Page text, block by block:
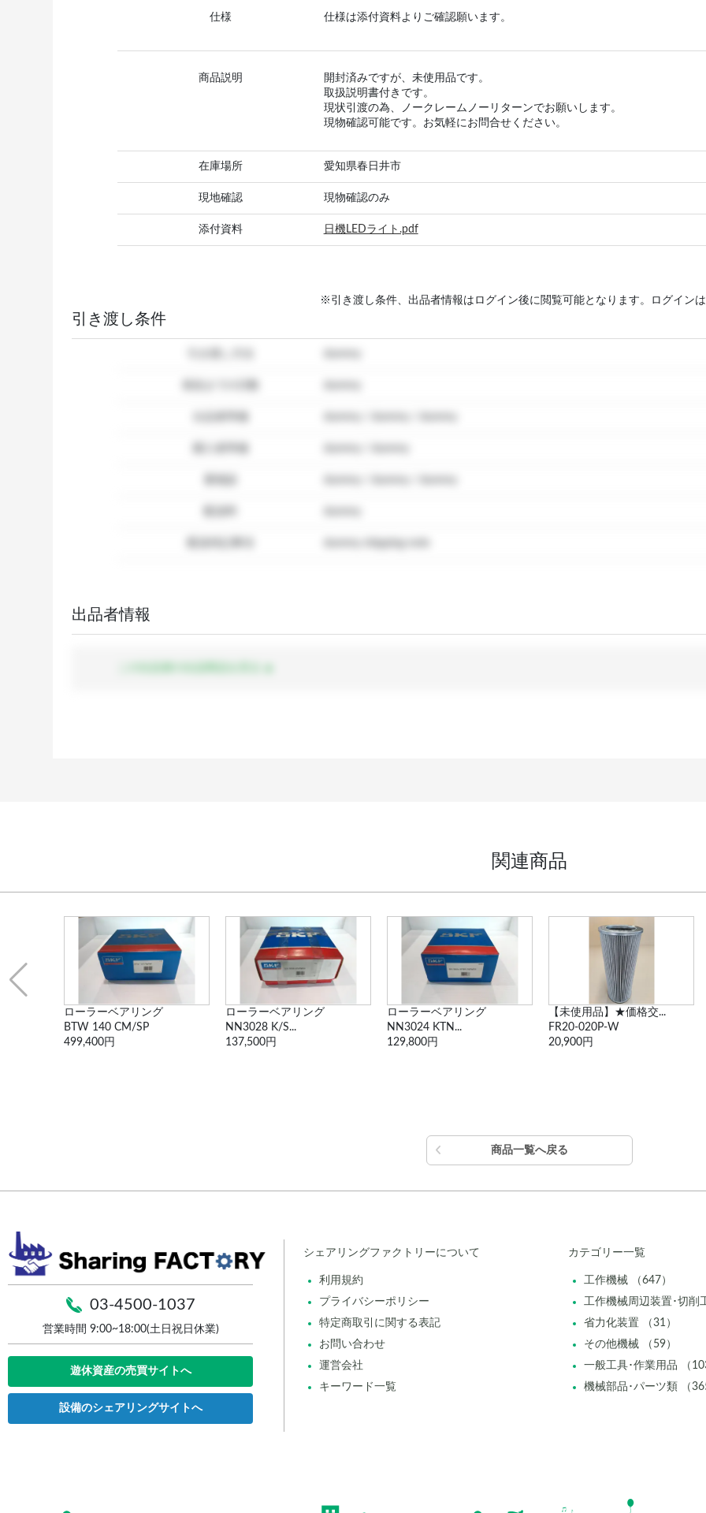
仕様 仕様は添付資料よりご確認願います。
商品説明
開封済みですが、未使用品です。
取扱説明書付きです。
現状引渡の為、ノークレームノーリターンでお願いします。
現物確認可能です。お気軽にお問合せください。
在庫場所 愛知県春日井市
現地確認 現物確認のみ
添付資料 日機LEDライト.pdf
※引き渡し条件、出品者情報はログイン後に閲覧可能となります。ログインは
引き渡し条件
出品者情報
関連商品
ローラーベアリング
BTW 140 CM/SP
499,400円
ローラーベアリング
NN3028 K/S...
137,500円
ローラーベアリング
NN3024 KTN...
129,800円
【未使用品】★価格交...
FR20-020P-W
20,900円
商品一覧へ戻る
03-4500-1037
営業時間 9:00~18:00(土日祝日休業)
遊休資産の売買サイトへ
設備のシェアリングサイトへ
シェアリングファクトリーについて
利用規約
プライバシーポリシー
特定商取引に関する表記
お問い合わせ
運営会社
キーワード一覧
カテゴリー一覧
工作機械 （647）
工作機械周辺装置･切削
省力化装置 （31）
その他機械 （59）
一般工具･作業用品 （
機械部品･パーツ類 （